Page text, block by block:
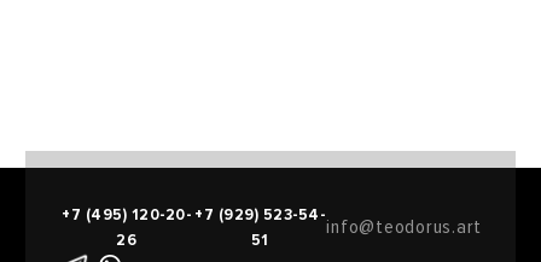
+7 (495) 120-20-
26
+7 (929) 523-54-
51
info@teodorus.art